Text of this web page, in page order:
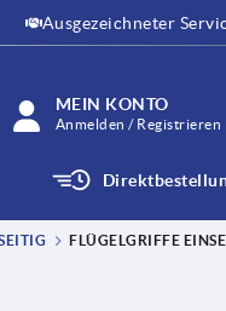
Ausgezeichneter
MEIN KONTO
Anmelden / Registrieren
FLÜGELGRIFFE